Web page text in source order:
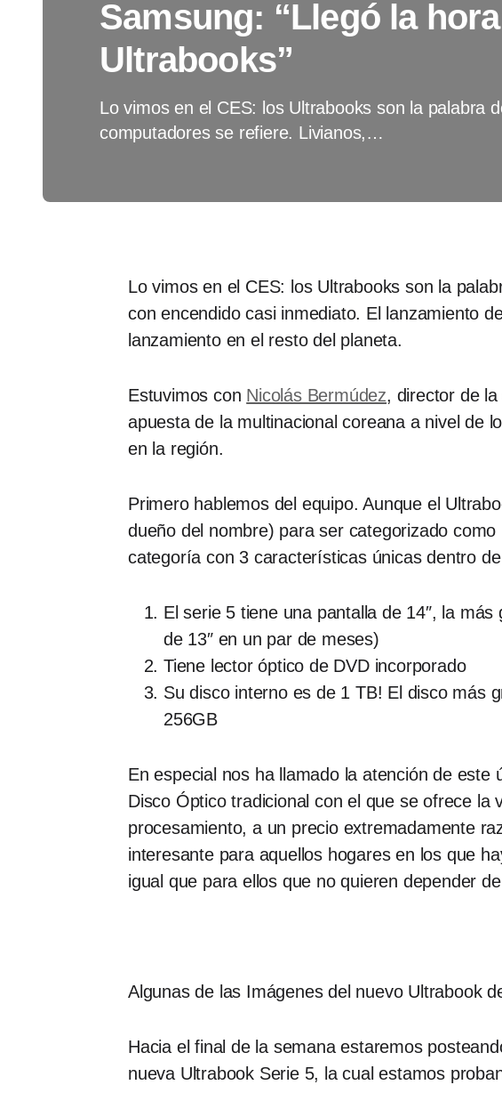
Samsung: “Llegó la
Ultrabooks”
Lo vimos en el CES: los Ultrabooks son la palabra
computadores se refiere. Livianos,…
Lo vimos en el CES: los Ultrabooks son la
con encendido casi inmediato. El lanzamiento
lanzamiento en el resto del planeta.
Estuvimos con Nicolás Bermúdez, director de
apuesta de la multinacional coreana a nivel de
en la región.
Primero hablemos del equipo. Aunque el
dueño del nombre) para ser categorizado
categoría con 3 características únicas dentro
El serie 5 tiene una pantalla de 14″, la
de 13″ en un par de meses)
Tiene lector óptico de DVD incorporado
Su disco interno es de 1 TB! El disco más
256GB
En especial nos ha llamado la atención de
Disco Óptico tradicional con el que se ofrece
procesamiento, a un precio extremadamente
interesante para aquellos hogares en los que
igual que para ellos que no quieren depender
Algunas de las Imágenes del nuevo Ultrabook
Hacia el final de la semana estaremos
nueva Ultrabook Serie 5, la cual estamos